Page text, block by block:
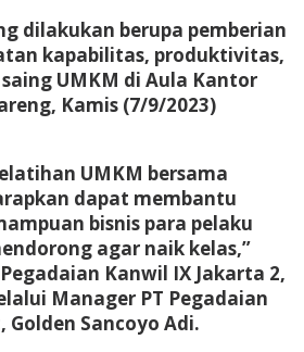
dilakukan berupa pemberian
kapabilitas, produktivitas,
UMKM di Aula Kantor
Kamis (7/9/2023)
UMKM bersama
dapat membantu
bisnis para pelaku
agar naik kelas,”
Kanwil IX Jakarta 2,
Manager PT Pegadaian
Sancoyo Adi.